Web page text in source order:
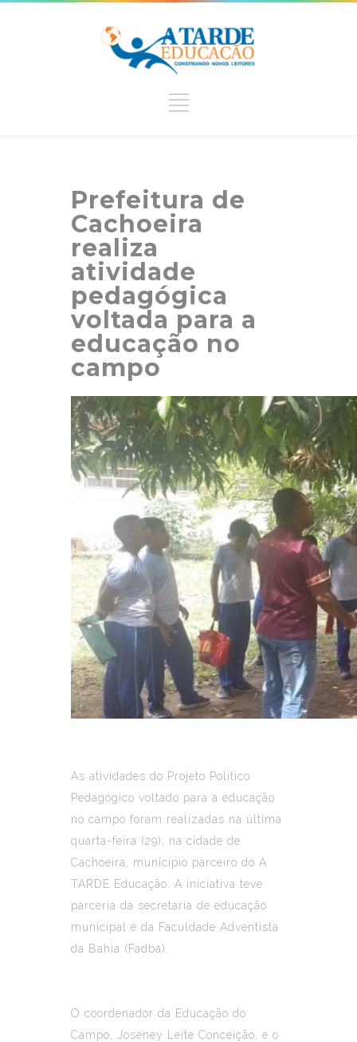
Prefeitura de
Cachoeira
realiza
atividade
pedagógica
voltada para a
educação no
campo
As atividades do Projeto Político
Pedagógico voltado para a educação
no campo foram realizadas na última
quarta-feira (29), na cidade de
Cachoeira, município parceiro do A
TARDE Educação. A iniciativa teve
parceria da secretaria de educação
municipal e da Faculdade Adventista
da Bahia (Fadba).
O coordenador da Educação do
Campo, Joseney Leite Conceição, e o